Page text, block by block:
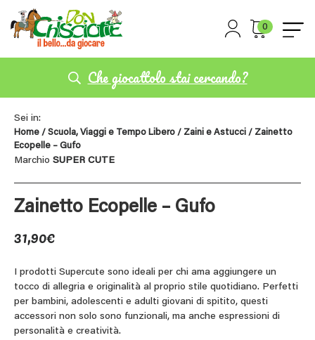
0
Che giocattolo stai cercando?
Sei in:
Home / Scuola, Viaggi e Tempo Libero / Zaini e Astucci / Zainetto
Ecopelle – Gufo
Marchio SUPER CUTE
Zainetto Ecopelle – Gufo
31,90€
I prodotti Supercute sono ideali per chi ama aggiungere un
tocco di allegria e originalità al proprio stile quotidiano. Perfetti
per bambini, adolescenti e adulti giovani di spitito, questi
accessori non solo sono funzionali, ma anche espressioni di
personalità e creatività.